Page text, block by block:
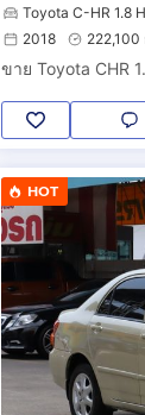
Toyota C-HR 1.8
2018
222,100
ขาย Toyota CHR
HOT